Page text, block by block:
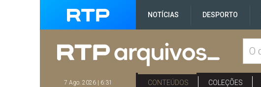
NOTÍCIAS DESPORTO
7 Ago. 2026 | 6:31 CONTEÚDOS COLEÇÕES